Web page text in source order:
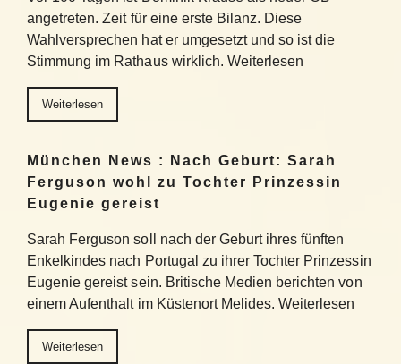
angetreten. Zeit für eine erste Bilanz. Diese
Wahlversprechen hat er umgesetzt und so ist die
Stimmung im Rathaus wirklich. Weiterlesen
Weiterlesen
München News : Nach Geburt: Sarah
Ferguson wohl zu Tochter Prinzessin
Eugenie gereist
Sarah Ferguson soll nach der Geburt ihres fünften
Enkelkindes nach Portugal zu ihrer Tochter Prinzessin
Eugenie gereist sein. Britische Medien berichten von
einem Aufenthalt im Küstenort Melides. Weiterlesen
Weiterlesen